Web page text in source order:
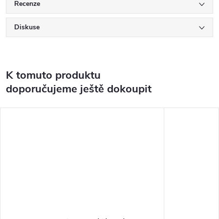
Recenze
Diskuse
K tomuto produktu
doporučujeme ještě dokoupit